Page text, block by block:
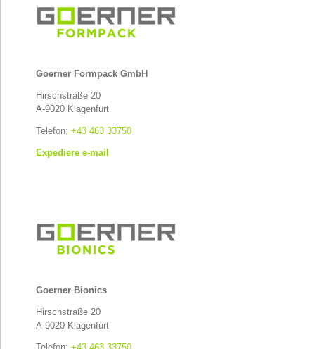
Goerner Formpack GmbH
Hirschstraße 20
A-9020 Klagenfurt
Telefon: +43 463 33750
Expediere e-mail
Goerner Bionics
Hirschstraße 20
A-9020 Klagenfurt